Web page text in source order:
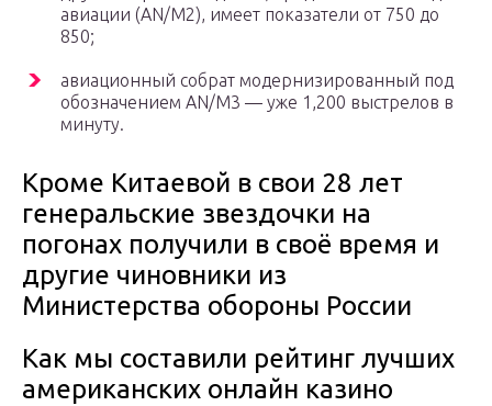
авиации (AN/M2), имеет показатели от 750 до
850;
авиационный собрат модернизированный под
обозначением AN/M3 — уже 1,200 выстрелов в
минуту.
Кроме Китаевой в свои 28 лет
генеральские звездочки на
погонах получили в своё время и
другие чиновники из
Министерства обороны России
Как мы составили рейтинг лучших
американских онлайн казино